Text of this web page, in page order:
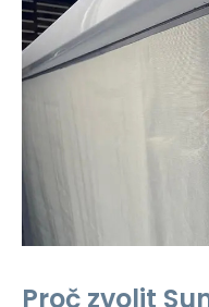
Proč zvolit